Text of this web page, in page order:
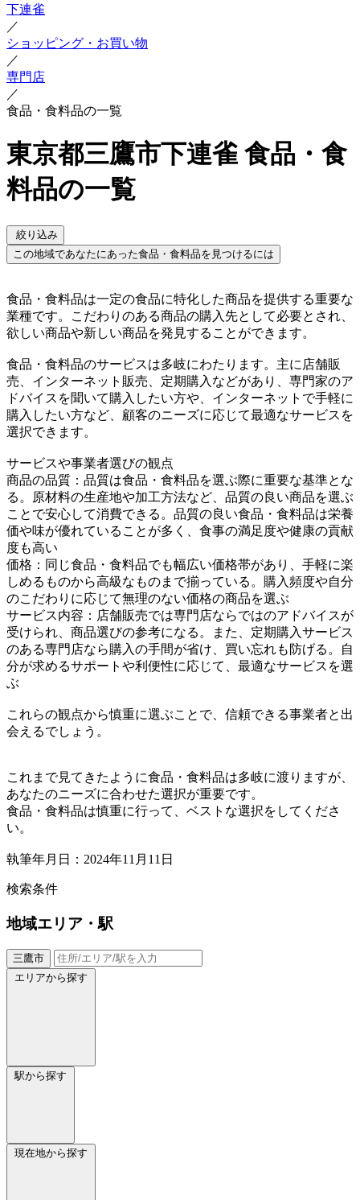
下連雀
／
ショッピング・お買い物
／
専門店
／
食品・食料品の一覧
東京都三鷹市下連雀 食品・食
料品の一覧
絞り込み
この地域であなたにあった食品・食料品を見つけるには
食品・食料品は一定の食品に特化した商品を提供する重要な
業種です。こだわりのある商品の購入先として必要とされ、
欲しい商品や新しい商品を発見することができます。
食品・食料品のサービスは多岐にわたります。主に店舗販
売、インターネット販売、定期購入などがあり、専門家のア
ドバイスを聞いて購入したい方や、インターネットで手軽に
購入したい方など、顧客のニーズに応じて最適なサービスを
選択できます。
サービスや事業者選びの観点
商品の品質：品質は食品・食料品を選ぶ際に重要な基準とな
る。原材料の生産地や加工方法など、品質の良い商品を選ぶ
ことで安心して消費できる。品質の良い食品・食料品は栄養
価や味が優れていることが多く、食事の満足度や健康の貢献
度も高い
価格：同じ食品・食料品でも幅広い価格帯があり、手軽に楽
しめるものから高級なものまで揃っている。購入頻度や自分
のこだわりに応じて無理のない価格の商品を選ぶ
サービス内容：店舗販売では専門店ならではのアドバイスが
受けられ、商品選びの参考になる。また、定期購入サービス
のある専門店なら購入の手間が省け、買い忘れも防げる。自
分が求めるサポートや利便性に応じて、最適なサービスを選
ぶ
これらの観点から慎重に選ぶことで、信頼できる事業者と出
会えるでしょう。
これまで見てきたように食品・食料品は多岐に渡りますが、
あなたのニーズに合わせた選択が重要です。
食品・食料品は慎重に行って、ベストな選択をしてくださ
い。
執筆年月日：2024年11月11日
検索条件
地域エリア・駅
三鷹市
エリアから探す
駅から探す
現在地から探す